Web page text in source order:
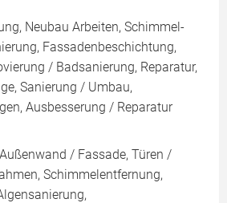
Neubau Arbeiten, Schimmel-
Fassadenbeschichtung,
/ Badsanierung, Reparatur,
Sanierung / Umbau,
Ausbesserung / Reparatur
/ Fassade, Türen /
Schimmelentfernung,